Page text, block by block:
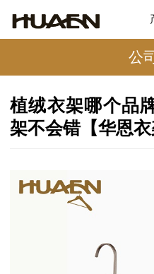
公
植绒衣架哪个品
架不会错【华恩衣